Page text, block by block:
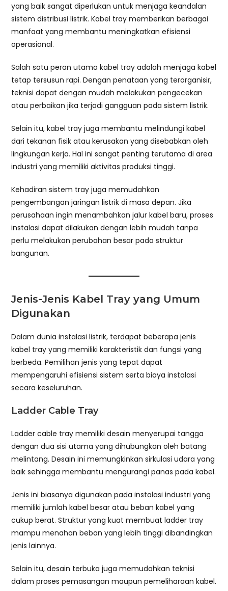
yang baik sangat diperlukan untuk menjaga keandalan
sistem distribusi listrik. Kabel tray memberikan berbagai
manfaat yang membantu meningkatkan efisiensi
operasional.
Salah satu peran utama kabel tray adalah menjaga kabel
tetap tersusun rapi. Dengan penataan yang terorganisir,
teknisi dapat dengan mudah melakukan pengecekan
atau perbaikan jika terjadi gangguan pada sistem listrik.
Selain itu, kabel tray juga membantu melindungi kabel
dari tekanan fisik atau kerusakan yang disebabkan oleh
lingkungan kerja. Hal ini sangat penting terutama di area
industri yang memiliki aktivitas produksi tinggi.
Kehadiran sistem tray juga memudahkan
pengembangan jaringan listrik di masa depan. Jika
perusahaan ingin menambahkan jalur kabel baru, proses
instalasi dapat dilakukan dengan lebih mudah tanpa
perlu melakukan perubahan besar pada struktur
bangunan.
Jenis-Jenis Kabel Tray yang Umum
Digunakan
Dalam dunia instalasi listrik, terdapat beberapa jenis
kabel tray yang memiliki karakteristik dan fungsi yang
berbeda. Pemilihan jenis yang tepat dapat
mempengaruhi efisiensi sistem serta biaya instalasi
secara keseluruhan.
Ladder Cable Tray
Ladder cable tray memiliki desain menyerupai tangga
dengan dua sisi utama yang dihubungkan oleh batang
melintang. Desain ini memungkinkan sirkulasi udara yang
baik sehingga membantu mengurangi panas pada kabel.
Jenis ini biasanya digunakan pada instalasi industri yang
memiliki jumlah kabel besar atau beban kabel yang
cukup berat. Struktur yang kuat membuat ladder tray
mampu menahan beban yang lebih tinggi dibandingkan
jenis lainnya.
Selain itu, desain terbuka juga memudahkan teknisi
dalam proses pemasangan maupun pemeliharaan kabel.